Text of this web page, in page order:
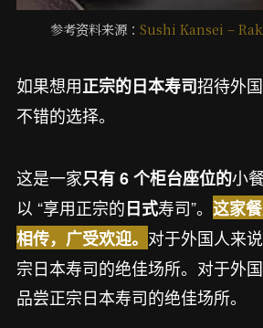
参考资料来源： Sushi Kansei –
如果想用正宗的日本寿司招待外
不错的选择。
这是一家只有 6 个柜台座位的小
以 “享用正宗的日式寿司”。 这家
相传，广受欢迎。 对于外国人来
宗日本寿司的绝佳场所。对于外
品尝正宗日本寿司的绝佳场所。